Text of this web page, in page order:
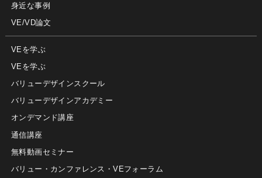
身近な事例
VE/VD論文
VEを学ぶ
VEを学ぶ
バリューデザインスクール
バリューデザインアカデミー
オンデマンド講座
通信講座
無料動画セミナー
バリュー・カンファレンス・VEフォーラム